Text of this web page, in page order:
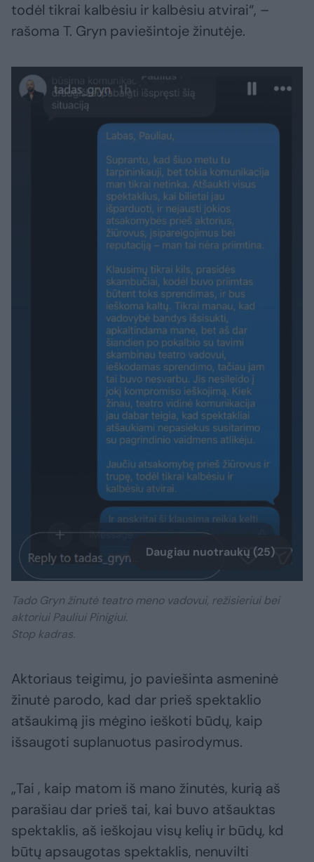
todėl tikrai kalbėsiu ir kalbėsiu atvirai“, –
rašoma T. Gryn paviešintoje žinutėje.
Daugiau nuotraukų (25)
Tado Gryn žinutė teatro meno vadovui, režisieriui bei
aktoriui Pauliui Pinigiui.
Stop kadras.
Aktoriaus teigimu, jo paviešinta asmeninė
žinutė parodo, kad dar prieš spektaklio
atšaukimą jis mėgino ieškoti būdų, kaip
išsaugoti suplanuotus pasirodymus.
„Tai , kaip matom iš mano žinutės, kurią aš
parašiau dar prieš tai, kai buvo atšauktas
spektaklis, aš ieškojau visų kelių ir būdų, kd
būtų apsaugotas spektaklis, nenuvilti